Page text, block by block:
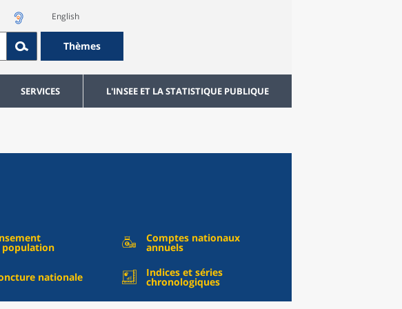
English
Thèmes
SERVICES L'INSEE ET LA STATISTIQUE PUBLIQUE
population
Comptes nationaux
annuels
nationale Indices et séries
chronologiques